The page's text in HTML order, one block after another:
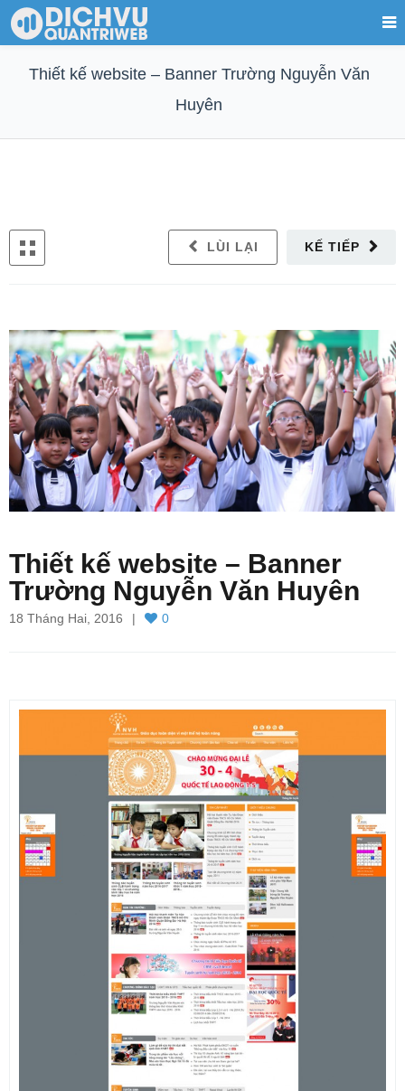
Thiết kế website – Banner Trường Nguyễn Văn
Huyên
KẾ TIẾP
LÙI LẠI
Thiết kế website – Banner
Trường Nguyễn Văn Huyên
18 Tháng Hai, 2016 0